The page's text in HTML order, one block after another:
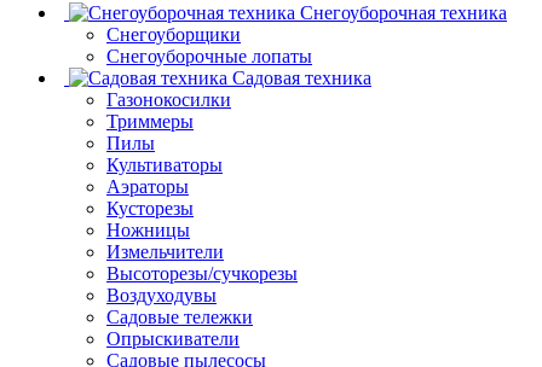
Снегоуборочная техника
Снегоуборщики
Снегоуборочные лопаты
Садовая техника
Газонокосилки
Триммеры
Пилы
Культиваторы
Аэраторы
Кусторезы
Ножницы
Измельчители
Высоторезы/сучкорезы
Воздуходувы
Садовые тележки
Опрыскиватели
Садовые пылесосы